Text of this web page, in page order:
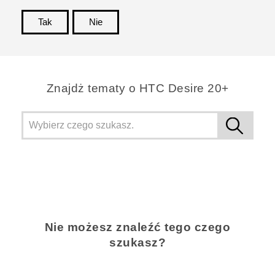
Tak
Nie
Znajdż tematy o HTC Desire 20+
Nie możesz znaleźć tego czego
szukasz?